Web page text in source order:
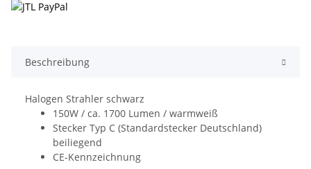
Beschreibung
Halogen Strahler schwarz
150W / ca. 1700 Lumen / warmweiß
Stecker Typ C (Standardstecker Deutschland)
beiliegend
CE-Kennzeichnung